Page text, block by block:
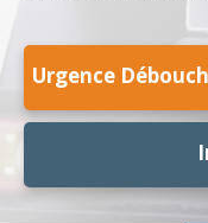
Urgence